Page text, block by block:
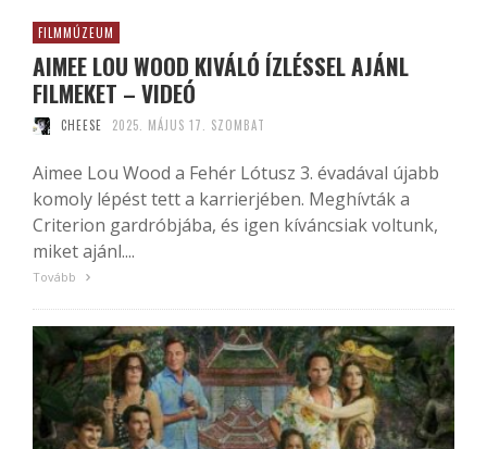
FILMMÚZEUM
AIMEE LOU WOOD KIVÁLÓ ÍZLÉSSEL AJÁNL
FILMEKET – VIDEÓ
CHEESE 2025. MÁJUS 17. SZOMBAT
Aimee Lou Wood a Fehér Lótusz 3. évadával újabb
komoly lépést tett a karrierjében. Meghívták a
Criterion gardróbjába, és igen kíváncsiak voltunk,
miket ajánl....
Tovább